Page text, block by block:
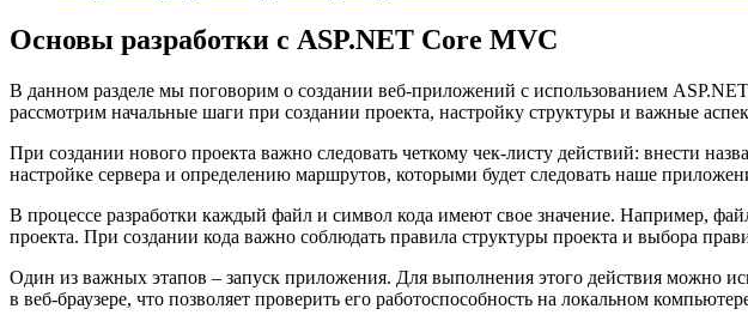
Основы разработки с ASP.NET Core MVC
В данном разделе мы поговорим о создании веб-приложений с использованием
рассмотрим начальные шаги при создании проекта, настройку структуры и важные
При создании нового проекта важно следовать четкому чек-листу действий: внести
настройке сервера и определению маршрутов, которыми будет следовать наше
В процессе разработки каждый файл и символ кода имеют свое значение. Например,
проекта. При создании кода важно соблюдать правила структуры проекта и выбора
Один из важных этапов – запуск приложения. Для выполнения этого действия можно
в веб-браузере, что позволяет проверить его работоспособность на локальном